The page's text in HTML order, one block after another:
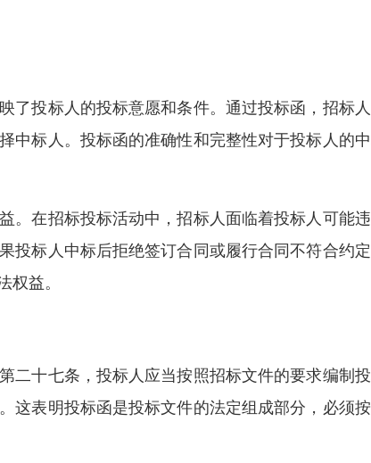
了投标人的投标意愿和条件。通过投标函，招标
中标人。投标函的准确性和完整性对于投标人的
。在招标投标活动中，招标人面临着投标人可能
投标人中标后拒绝签订合同或履行合同不符合约
益。
二十七条，投标人应当按照招标文件的要求编制
这表明投标函是投标文件的法定组成部分，必须